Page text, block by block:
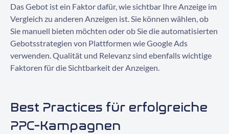
Das Gebot ist ein Faktor dafür, wie sichtbar Ihre Anzeige im
Vergleich zu anderen Anzeigen ist. Sie können wählen, ob
Sie manuell bieten möchten oder ob Sie die automatisierten
Gebotsstrategien von Plattformen wie Google Ads
verwenden. Qualität und Relevanz sind ebenfalls wichtige
Faktoren für die Sichtbarkeit der Anzeigen.
Best Practices für erfolgreiche
PPC-Kampagnen